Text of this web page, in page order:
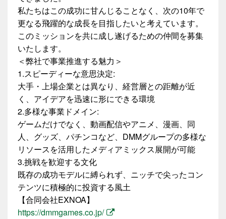
私たちはこの成功に甘んじることなく、次の10年で
更なる飛躍的な成長を目指したいと考えています。
このミッションを共に成し遂げるための仲間を募集
いたします。
＜弊社で事業推進する魅力＞
1.スピーディーな意思決定:
大手・上場企業とは異なり、経営層との距離が近
く、アイデアを迅速に形にできる環境
2.多様な事業ドメイン:
ゲームだけでなく、動画配信やアニメ、漫画、同
人、グッズ、パチンコなど、DMMグループの多様な
リソースを活用したメディアミックス展開が可能
3.挑戦を歓迎する文化
既存の成功モデルに縛られず、ニッチで尖ったコン
テンツに積極的に投資する風土
【合同会社EXNOA】
https://dmmgames.co.jp/